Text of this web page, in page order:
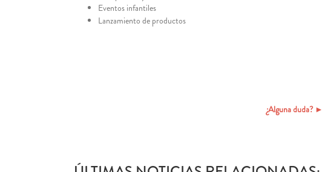
Eventos infantiles
Lanzamiento de productos
¿Alguna duda? ►